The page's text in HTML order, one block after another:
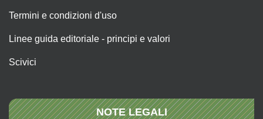
Termini e condizioni d'uso
Linee guida editoriale - principi e valori
Scivici
NOTE LEGALI